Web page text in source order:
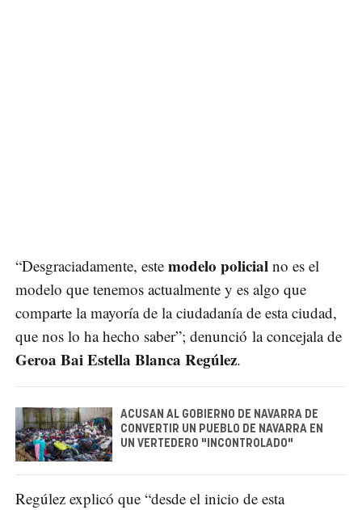
“Desgraciadamente, este modelo policial no es el
modelo que tenemos actualmente y es algo que
comparte la mayoría de la ciudadanía de esta ciudad,
que nos lo ha hecho saber”; denunció la concejala de
Geroa Bai Estella Blanca Regúlez.
ACUSAN AL GOBIERNO DE NAVARRA DE
CONVERTIR UN PUEBLO DE NAVARRA EN
UN VERTEDERO "INCONTROLADO"
Regúlez explicó que “desde el inicio de esta